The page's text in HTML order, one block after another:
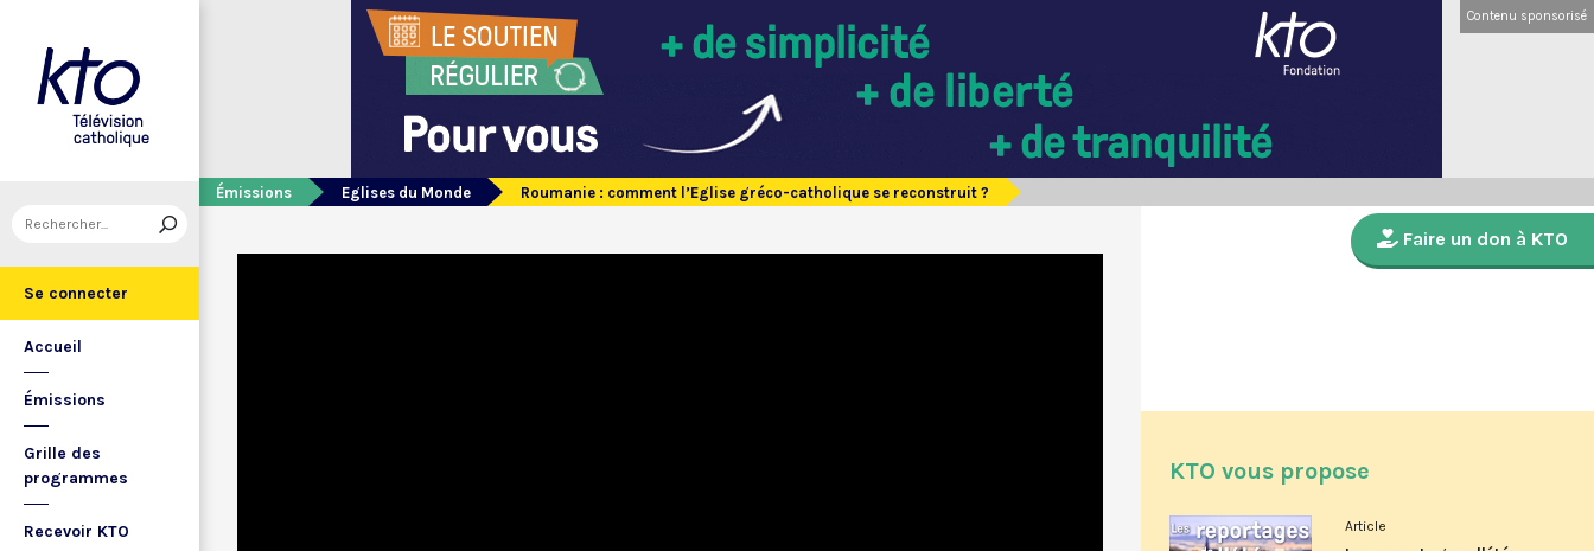
Se connecter
Accueil
Émissions
Grille des
programmes
Recevoir KTO
Contenu sponsorisé
Émissions Eglises du Monde Roumanie : comment l’Eglise gréco-catholique se reconstruit ?
Faire un don à KTO
KTO vous propose
Article